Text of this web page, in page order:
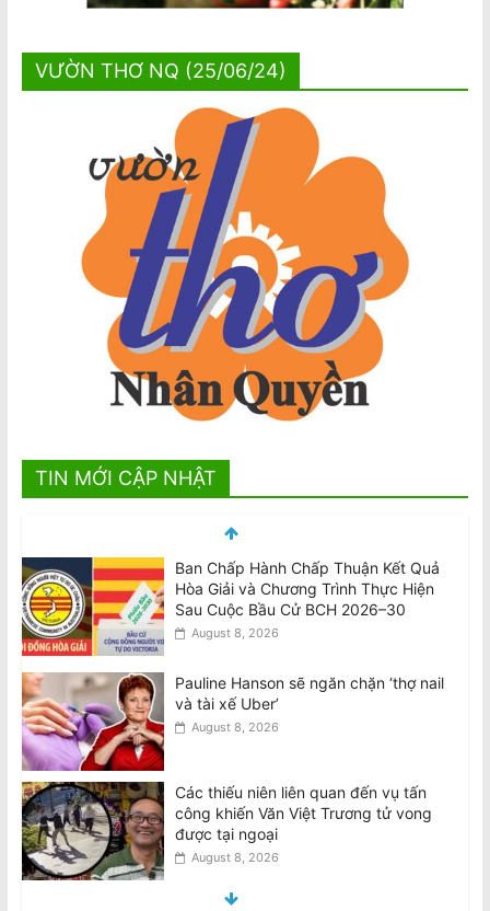
VƯỜN THƠ NQ (25/06/24)
TIN MỚI CẬP NHẬT
Pauline Hanson sẽ ngăn chặn ‘thợ nail
và tài xế Uber’
August 8, 2026
Các thiếu niên liên quan đến vụ tấn
công khiến Văn Việt Trương tử vong
được tại ngoại
Teens involved in fatal attack on Van
Viet Truong freed on bail
August 8, 2026
VIDEO: ATSB điều tra 2 máy bay